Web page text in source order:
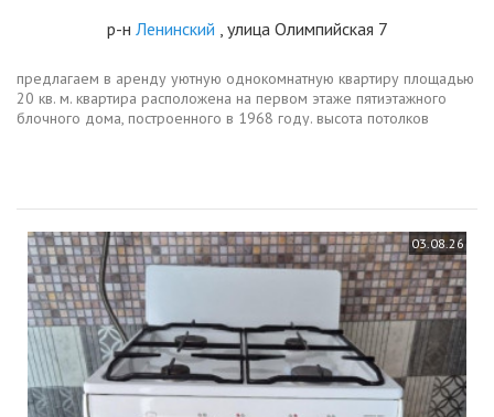
р-н Ленинский , улица Олимпийская 7
предлагаем в аренду уютную однокомнатную квартиру площадью
20 кв. м. квартира расположена на первом этаже пятиэтажного
блочного дома, построенного в 1968 году. высота потолков
03.08.26